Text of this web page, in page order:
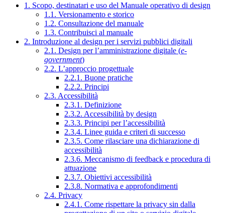
1. Scopo, destinatari e uso del Manuale operativo di design
1.1. Versionamento e storico
1.2. Consultazione del manuale
1.3. Contribuisci al manuale
2. Introduzione al design per i servizi pubblici digitali
2.1. Design per l’amministrazione digitale (e-
government)
2.2. L’approccio progettuale
2.2.1. Buone pratiche
2.2.2. Principi
2.3. Accessibilità
2.3.1. Definizione
2.3.2. Accessibilità by design
2.3.3. Principi per l’accessibilità
2.3.4. Linee guida e criteri di successo
2.3.5. Come rilasciare una dichiarazione di
accessibilità
2.3.6. Meccanismo di feedback e procedura di
attuazione
2.3.7. Obiettivi accessibilità
2.3.8. Normativa e approfondimenti
2.4. Privacy
2.4.1. Come rispettare la privacy sin dalla